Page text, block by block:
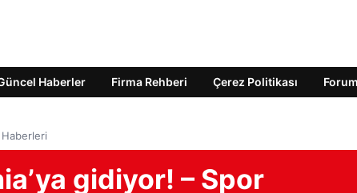
Haberler Firma Rehberi Çerez Politikası Forum
gidiyor! – Spor